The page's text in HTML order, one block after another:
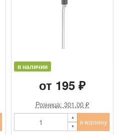
в наличии
от 195 ₽
Розница: 301.00 ₽
в корзину